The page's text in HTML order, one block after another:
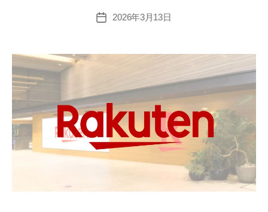
難
平
均
年
収
の
企
研
投
2026年3月13日